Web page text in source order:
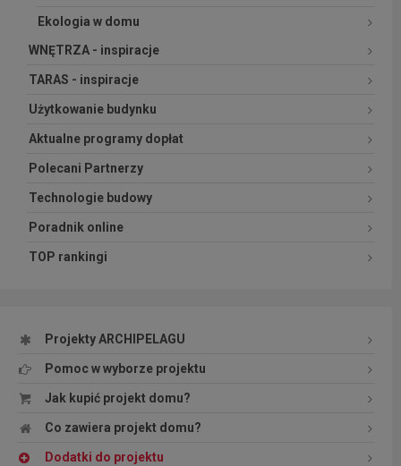
Ekologia w domu
WNĘTRZA - inspiracje
TARAS - inspiracje
Użytkowanie budynku
Aktualne programy dopłat
Polecani Partnerzy
Technologie budowy
Poradnik online
TOP rankingi
Projekty ARCHIPELAGU
Pomoc w wyborze projektu
Jak kupić projekt domu?
Co zawiera projekt domu?
Dodatki do projektu